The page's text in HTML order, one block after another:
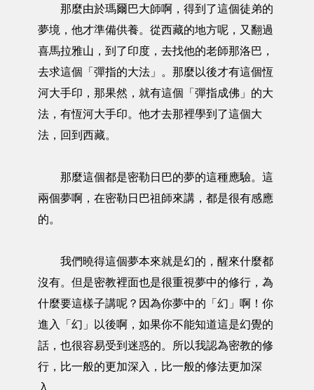
那麼由於瑪爾巴大師啊，得到了這個徒弟的
夢境，他才準備供養。從西藏的地方呢，又翻過
喜馬拉雅山，到了印度，去找他的老師那洛巴，
去求這個「彈指的大法」。那麼以後才有這個恆
河大手印，那果然，就有這個「彈指成佛」的大
法，有恆河大手印。他才去那裡學到了這個大
法，回到西藏。
那麼這個都是密勒日巴的夢的這種應驗。這
兩個夢啊，在密勒日巴祖師來講，都是很有感應
的。
我們曉得這個夢本來就是幻的，醒來什麼都
沒有。但是密教裡面也是很重視夢中的修行，為
什麼要這樣子講呢？因為你夢中的「幻」啊！你
進入「幻」以後啊，如果你不能知道這是幻覺的
話，也很容易受到迷惑的。所以我認為密教的修
行，比一般的更加深入，比一般的修法更加深
入。